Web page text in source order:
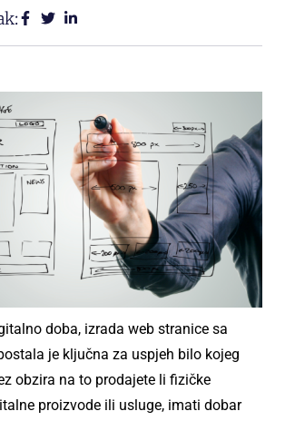
doba, izrada web stranice sa
je ključna za uspjeh bilo kojeg
obzira na to prodajete li fizičke
proizvode ili usluge, imati dobar